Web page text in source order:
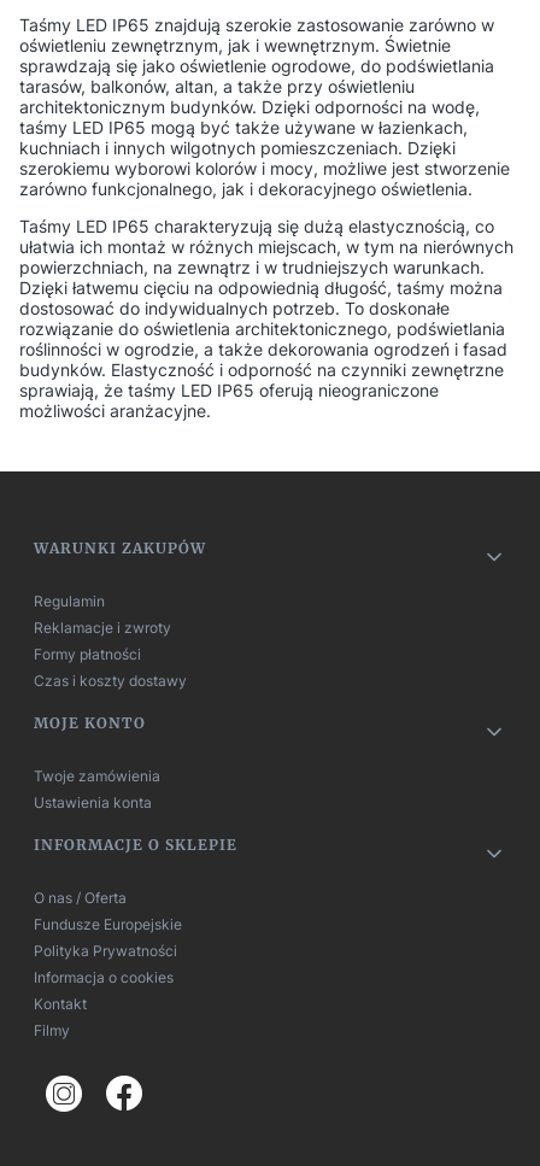
Taśmy LED IP65 znajdują szerokie zastosowanie zarówno w
oświetleniu zewnętrznym, jak i wewnętrznym. Świetnie
sprawdzają się jako oświetlenie ogrodowe, do podświetlania
tarasów, balkonów, altan, a także przy oświetleniu
architektonicznym budynków. Dzięki odporności na wodę,
taśmy LED IP65 mogą być także używane w łazienkach,
kuchniach i innych wilgotnych pomieszczeniach. Dzięki
szerokiemu wyborowi kolorów i mocy, możliwe jest stworzenie
zarówno funkcjonalnego, jak i dekoracyjnego oświetlenia.
Taśmy LED IP65 charakteryzują się dużą elastycznością, co
ułatwia ich montaż w różnych miejscach, w tym na nierównych
powierzchniach, na zewnątrz i w trudniejszych warunkach.
Dzięki łatwemu cięciu na odpowiednią długość, taśmy można
dostosować do indywidualnych potrzeb. To doskonałe
rozwiązanie do oświetlenia architektonicznego, podświetlania
roślinności w ogrodzie, a także dekorowania ogrodzeń i fasad
budynków. Elastyczność i odporność na czynniki zewnętrzne
sprawiają, że taśmy LED IP65 oferują nieograniczone
możliwości aranżacyjne.
Linki w stopce
WARUNKI ZAKUPÓW
Regulamin
Reklamacje i zwroty
Formy płatności
Czas i koszty dostawy
MOJE KONTO
Twoje zamówienia
Ustawienia konta
INFORMACJE O SKLEPIE
O nas / Oferta
Fundusze Europejskie
Polityka Prywatności
Informacja o cookies
Kontakt
Filmy